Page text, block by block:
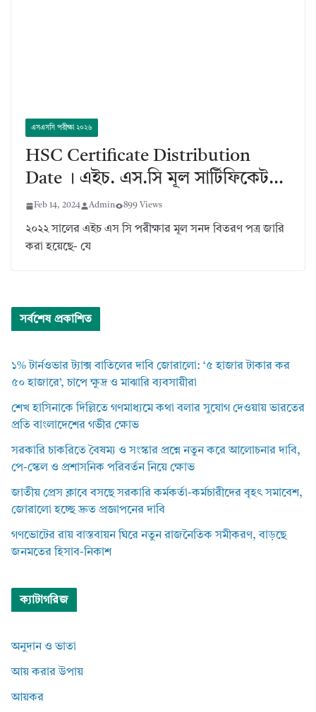
এসএসসি পরীক্ষা ২০২৬
HSC Certificate Distribution
Date । এইচ. এস.সি মূল সার্টিফিকেট…
Feb 14, 2024 Admin 899 Views
২০২২ সালের এইচ এস সি পরীক্ষার মূল সনদ বিতরণ পত্র জারি
করা হয়েছে- যে
সর্বশেষ প্রকাশিত
১% টার্নওভার ট্যাক্স বাতিলের দাবি জোরালো: ‘৫ হাজার টাকার কর
৫০ হাজারে’, চাপে ক্ষুদ্র ও মাঝারি ব্যবসায়ীরা
শেখ হাসিনাকে দিল্লিতে গণমাধ্যমে কথা বলার সুযোগ দেওয়ায় ভারতের
প্রতি বাংলাদেশের গভীর ক্ষোভ
সরকারি চাকরিতে বৈষম্য ও সংস্কার প্রশ্নে নতুন করে আলোচনার দাবি,
পে-স্কেল ও প্রশাসনিক পরিবর্তন নিয়ে ক্ষোভ
জাতীয় প্রেস ক্লাবে বসছে সরকারি কর্মকর্তা-কর্মচারীদের বৃহৎ সমাবেশ,
জোরালো হচ্ছে দ্রুত প্রজ্ঞাপনের দাবি
গণভোটের রায় বাস্তবায়ন ঘিরে নতুন রাজনৈতিক সমীকরণ, বাড়ছে
জনমতের হিসাব-নিকাশ
ক্যাটাগরিজ
অনুদান ও ভাতা
আয় করার উপায়
আয়কর